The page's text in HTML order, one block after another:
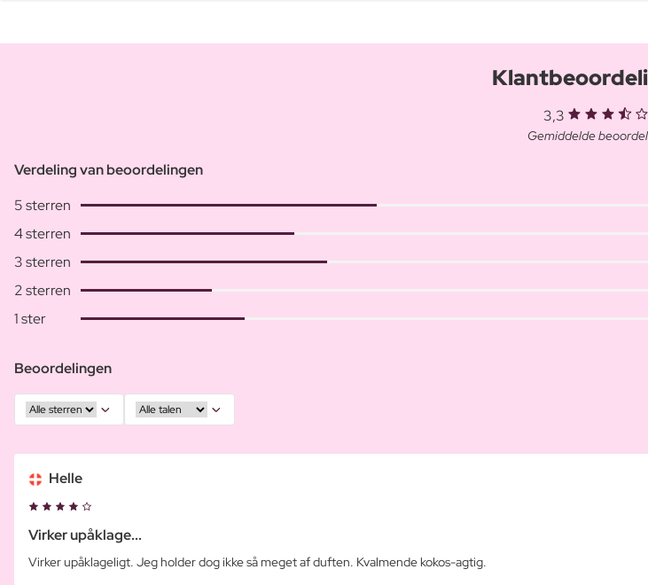
3,3
Gemiddelde
Verdeling van beoordelingen
5 sterren
4 sterren
3 sterren
2 sterren
1 ster
Beoordelingen
Helle
Virker upåklage...
Virker upåklageligt. Jeg holder dog ikke så meget af duften. Kvalmende kokos-agtig.